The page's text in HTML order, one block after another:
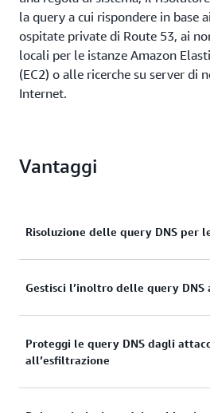
la query a cui rispondere in base
ospitate private di Route 53, ai
locali per le istanze Amazon
(EC2) o alle ricerche su server di
Internet.
Vantaggi
Risoluzione delle query DNS per
Permetti ai servizi AWS di
Gestisci l’inoltro delle query
Gestisci l’inoltro delle query
utilizzando gli endpoint del
Proteggi le query DNS dagli
all’esfiltrazione